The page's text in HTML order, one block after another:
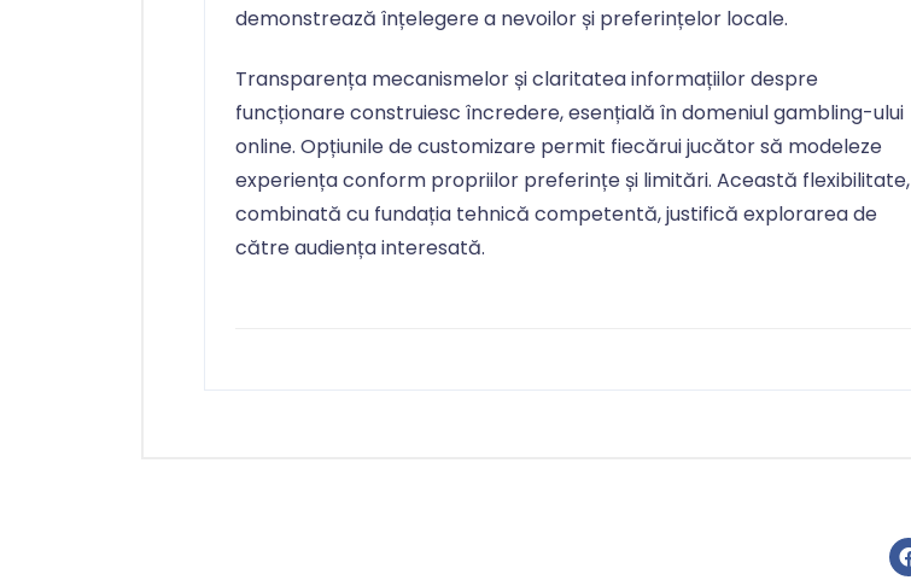
demonstrează înțelegere a nevoilor și preferințelor locale.
Transparența mecanismelor și claritatea informațiilor despre
funcționare construiesc încredere, esențială în domeniul gambling-ului
online. Opțiunile de customizare permit fiecărui jucător să modeleze
experiența conform propriilor preferințe și limitări. Această flexibilitate,
combinată cu fundația tehnică competentă, justifică explorarea de
către audiența interesată.